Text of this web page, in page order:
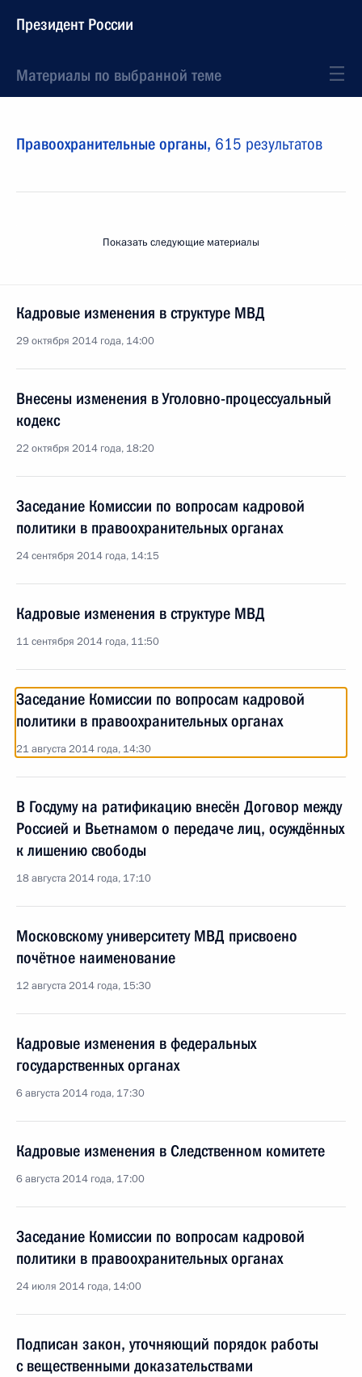
Президент России
Материалы по выбранной теме
Правоохранительные органы, 615 результатов
Показать следующие материалы
Кадровые изменения в структуре МВД
29 октября 2014 года, 14:00
Внесены изменения в Уголовно-процессуальный
кодекс
22 октября 2014 года, 18:20
Заседание Комиссии по вопросам кадровой
политики в правоохранительных органах
24 сентября 2014 года, 14:15
Кадровые изменения в структуре МВД
11 сентября 2014 года, 11:50
Заседание Комиссии по вопросам кадровой
политики в правоохранительных органах
21 августа 2014 года, 14:30
В Госдуму на ратификацию внесён Договор между
Россией и Вьетнамом о передаче лиц, осуждённых
к лишению свободы
18 августа 2014 года, 17:10
Московскому университету МВД присвоено
почётное наименование
12 августа 2014 года, 15:30
Кадровые изменения в федеральных
государственных органах
6 августа 2014 года, 17:30
Кадровые изменения в Следственном комитете
6 августа 2014 года, 17:00
Заседание Комиссии по вопросам кадровой
политики в правоохранительных органах
24 июля 2014 года, 14:00
Подписан закон, уточняющий порядок работы
с вещественными доказательствами